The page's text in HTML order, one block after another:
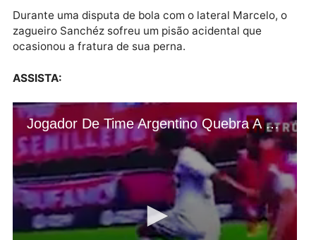
e Argentinos Juniors, nesta terça-feira (1°/8), pelas
oitavas de final da Libertadores.
Durante uma disputa de bola com o lateral Marcelo,
zagueiro Sanchéz sofreu um pisão acidental que
ocasionou a fratura de sua perna.
ASSISTA: